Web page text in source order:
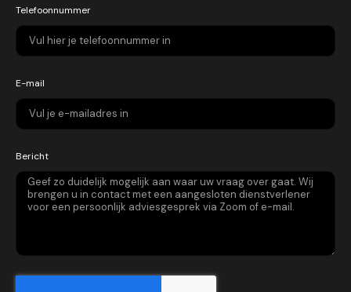
Telefoonnummer
E-mail
Bericht